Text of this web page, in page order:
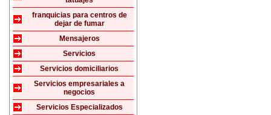
franquicias para centros de
dejar de fumar
Mensajeros
Servicios
Servicios domiciliarios
Servicios empresariales a
negocios
Servicios Especializados